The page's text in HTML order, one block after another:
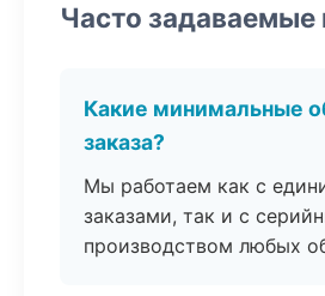
Часто задаваемые
Какие минимальные
заказа?
Мы работаем как с
заказами, так и с
производством любых